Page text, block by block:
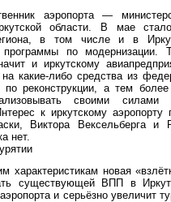
аэропорта —
области. В мае
в том числе и в
по модернизации.
и иркутскому
на какие-либо средства из
по реконструкции, а тем
своими
к иркутскому аэропорту
Виктора Вексельберга и
нет.
характеристикам новая
существующей ВПП в
и серьёзно увеличит